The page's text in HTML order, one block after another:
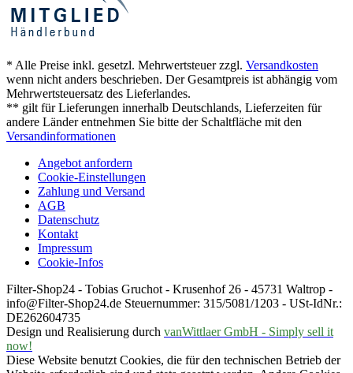
* Alle Preise inkl. gesetzl. Mehrwertsteuer zzgl. Versandkosten
wenn nicht anders beschrieben. Der Gesamtpreis ist abhängig vom
Mehrwertsteuersatz des Lieferlandes.
** gilt für Lieferungen innerhalb Deutschlands, Lieferzeiten für
andere Länder entnehmen Sie bitte der Schaltfläche mit den
Versandinformationen
Angebot anfordern
Cookie-Einstellungen
Zahlung und Versand
AGB
Datenschutz
Kontakt
Impressum
Cookie-Infos
Filter-Shop24 - Tobias Gruchot - Krusenhof 26 - 45731 Waltrop -
info@Filter-Shop24.de Steuernummer: 315/5081/1203 - USt-IdNr.:
DE262604735
Design und Realisierung durch vanWittlaer GmbH - Simply sell it
now!
Diese Website benutzt Cookies, die für den technischen Betrieb der